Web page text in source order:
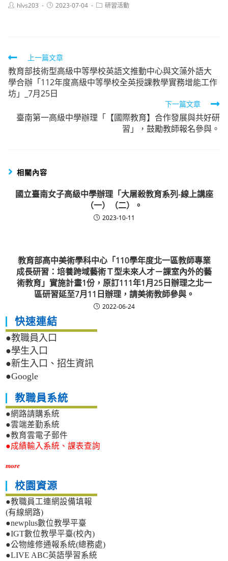
Posthlvs203
Post2023-07-04
Post研習活動
Read
more
articles
上一篇文章
教育部技術型高級中等學校英語文推動中心與文藻外語大
學合辦「112年度高級中等學校全英授課教學實務增能工作
坊」_7月25日
下一篇文章
臺南第一高級中學辦理「【國際教育】合作發展與共好研
習」，鼓勵教師報名參與。
相關內容
國立臺南女子高級中學辦理「大屠殺教育系列-線上講座
（一）（二）。
2023-10-11
教育部高中美術學科中心「110學年度北一區教師專業
成長研習：培養跨域藝術Ｔ型未來人才－課室內外的藝
術教育」實施計畫1份，原訂111年1月25日辦理之北一
區研習延至7月11日辦理，請美術教師參與。
2022-06-24
快速連結
●教職員入口
●學生入口
●新生入口、招生資訊
●Google
教職員系統
●網路請購系統
●雲端差勤系統
●教育雲電子郵件
●成績輸入系統、課表查詢
more
校園資源
●教職員工連網設備填報
(有線網路)
●newplus數位教學平臺
●IGT數位教學平臺(校內)
●公物維修通報系統(總務處)
●LIVE ABC英語學習系統